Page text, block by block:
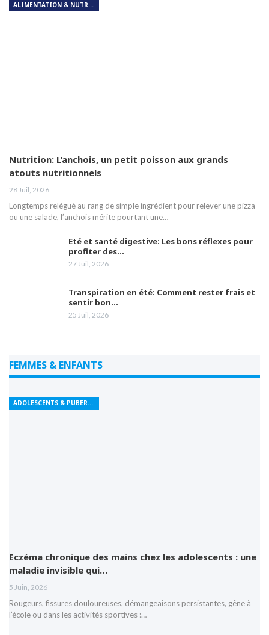
ALIMENTATION & NUTRITION
Nutrition: L’anchois, un petit poisson aux grands
atouts nutritionnels
28 Juil, 2026
Longtemps relégué au rang de simple ingrédient pour relever une pizza
ou une salade, l’anchois mérite pourtant une…
Eté et santé digestive: Les bons réflexes pour
profiter des…
27 Juil, 2026
Transpiration en été: Comment rester frais et
sentir bon…
25 Juil, 2026
FEMMES & ENFANTS
ADOLESCENTS & PUBERTÉ
Eczéma chronique des mains chez les adolescents : une
maladie invisible qui…
5 Juin, 2026
Rougeurs, fissures douloureuses, démangeaisons persistantes, gêne à
l’école ou dans les activités sportives :…